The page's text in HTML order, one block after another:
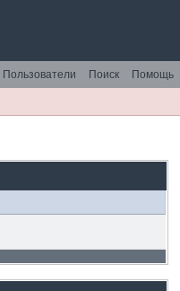
Помощь
Поиск
Пользователи